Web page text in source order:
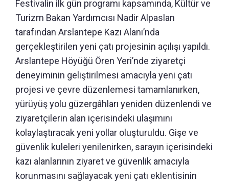
Festivalin ilk gün programı kapsamında, Kültür ve
Turizm Bakan Yardımcısı Nadir Alpaslan
tarafından Arslantepe Kazı Alanı’nda
gerçekleştirilen yeni çatı projesinin açılışı yapıldı.
Arslantepe Höyüğü Ören Yeri’nde ziyaretçi
deneyiminin geliştirilmesi amacıyla yeni çatı
projesi ve çevre düzenlemesi tamamlanırken,
yürüyüş yolu güzergâhları yeniden düzenlendi ve
ziyaretçilerin alan içerisindeki ulaşımını
kolaylaştıracak yeni yollar oluşturuldu. Gişe ve
güvenlik kuleleri yenilenirken, sarayın içerisindeki
kazı alanlarının ziyaret ve güvenlik amacıyla
korunmasını sağlayacak yeni çatı eklentisinin